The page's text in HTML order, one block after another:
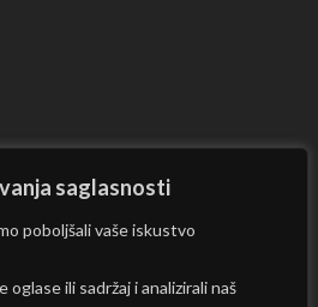
saglasnosti
poboljšali vaše iskustvo
oglase ili sadržaj i analizirali naš